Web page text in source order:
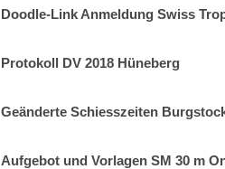
Doodle-Link Anmeldung Swiss
Protokoll DV 2018 Hüneberg
Geänderte Schiesszeiten
Aufgebot und Vorlagen SM 30 m